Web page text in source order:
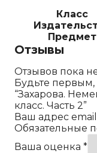
Класс
Предмет
Отзывы
Отзывов пока
Будьте первым,
“Захарова.
класс. Часть 2”
Ваш адрес
Обязательные
Ваша оценка *